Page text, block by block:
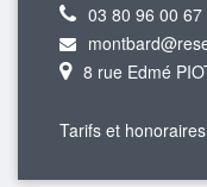
03 80 96 00 67
8 rue Edmé
Tarifs et honoraires